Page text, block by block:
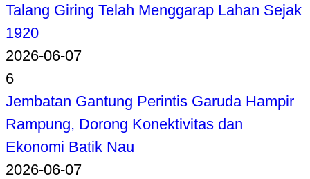
Talang Giring Telah Menggarap Lahan Sejak
1920
2026-06-07
6
Jembatan Gantung Perintis Garuda Hampir
Rampung, Dorong Konektivitas dan
Ekonomi Batik Nau
2026-06-07